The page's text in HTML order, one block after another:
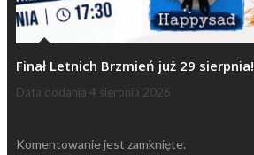
Finał Letnich Brzmień już 29 sierpnia!
Data dodania 4 sierpnia 2026
Komentowanie jest zamknięte.